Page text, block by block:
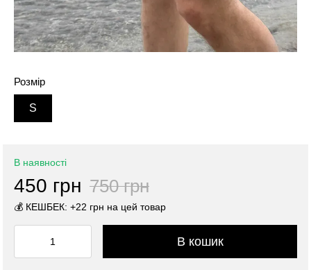
Розмір
S
В наявності
450 грн 750 грн
💰 КЕШБЕК: +22 грн на цей товар
В кошик